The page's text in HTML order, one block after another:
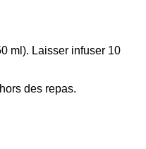
ml). Laisser infuser 10
des repas.